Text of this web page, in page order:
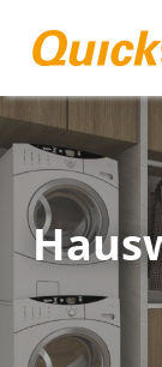
content